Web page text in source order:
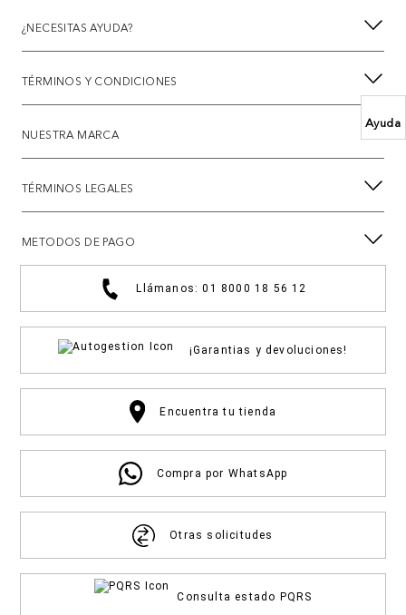
Ayuda
¿NECESITAS AYUDA?
TÉRMINOS Y CONDICIONES
NUESTRA MARCA
TÉRMINOS LEGALES
METODOS DE PAGO
Llámanos: 01 8000 18 56 12
¡Garantias y devoluciones!
Encuentra tu tienda
Compra por WhatsApp
Otras solicitudes
Consulta estado PQRS